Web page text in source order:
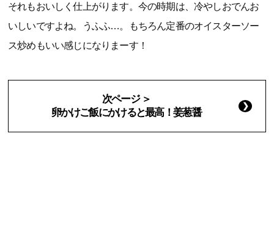
それもおいしく仕上がります。今の時期は、冷やしおでんお
いしいですよね。うふふ…。もちろん定番のオイスターソー
ス炒めもいい感じになりまーす！
次ページ ＞
卵かけご飯にかけると最高！姜葱醤